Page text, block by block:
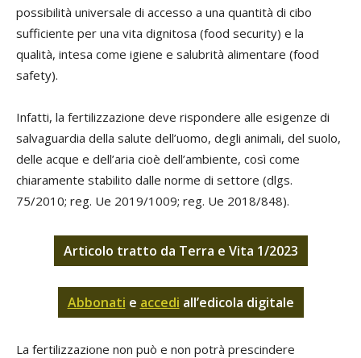
possibilità universale di accesso a una quantità di cibo
sufficiente per una vita dignitosa (food security) e la
qualità, intesa come igiene e salubrità alimentare (food
safety).
Infatti, la fertilizzazione deve rispondere alle esigenze di
salvaguardia della salute dell’uomo, degli animali, del suolo,
delle acque e dell’aria cioè dell’ambiente, così come
chiaramente stabilito dalle norme di settore (dlgs.
75/2010; reg. Ue 2019/1009; reg. Ue 2018/848).
Articolo tratto da Terra e Vita 1/2023
Abbonati e accedi all’edicola digitale
La fertilizzazione non può e non potrà prescindere